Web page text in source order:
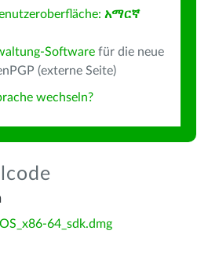
አማርኛ
Software für die neue
(externe Seite)
wechseln?
64_sdk.dmg